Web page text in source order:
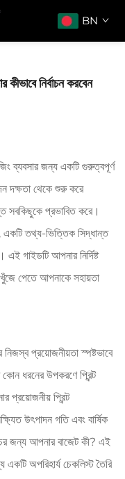
BN
কীভাবে নির্বাচন করবেন
ব্যবসার জন্য একটি গুরুত্বপূর্ণ
দক্ষতা থেকে শুরু করে
সবকিছুকে প্রভাবিত করে।
একটি তথ্য-ভিত্তিক সিদ্ধান্ত
গাইডটি আপনার নির্দিষ্ট
​ খুঁজে পেতে আপনাকে সহায়তা
নিজস্ব প্রয়োজনীয়তা স্পষ্টভাবে
ধরনের উপকরণে প্রিন্ট
প্রয়োজনীয় প্রিন্ট
উৎপাদন গতি এবং বার্ষিক
জন্য আপনার বাজেট কী? এই
অপরিহার্য চেকলিস্ট তৈরি